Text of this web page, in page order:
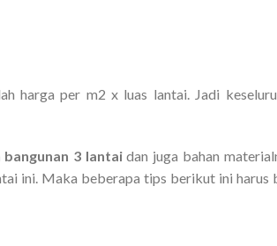
harga per m2 x luas lantai. Jadi
bangunan 3 lantaidan juga bahan
ini. Maka beberapa tips berikut ini harus